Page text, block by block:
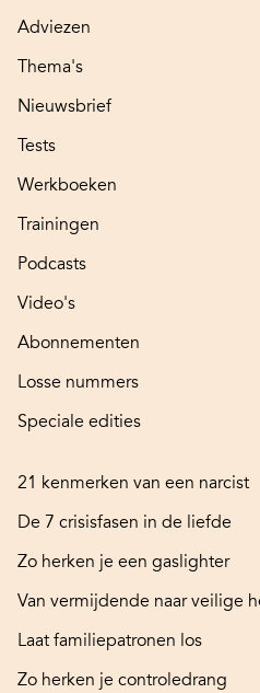
Adviezen
Thema's
Nieuwsbrief
Tests
Werkboeken
Trainingen
Podcasts
Video's
Abonnementen
Losse nummers
Speciale edities
21 kenmerken van een narcist
De 7 crisisfasen in de liefde
Zo herken je een gaslighter
Van vermijdende naar veilige
Laat familiepatronen los
Zo herken je controledrang